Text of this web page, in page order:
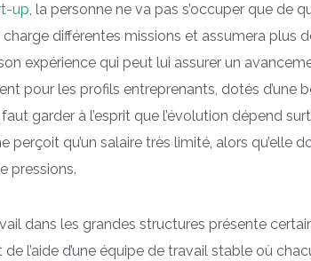
up, la personne ne va pas s’occuper que de
différentes missions et assumera plus
expérience qui peut lui assurer un
pour les profils entreprenants, dotés d’une
faut garder à l’esprit que l’évolution dépend
perçoit qu’un salaire très limité, alors qu’elle
pressions.
dans les grandes structures présente
l’aide d’une équipe de travail stable où